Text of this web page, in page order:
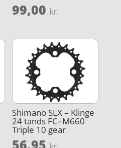
Vurderet
4.2
99,00 kr.
Shimano SLX – Klinge
24 tands FC–M660
Triple 10 gear